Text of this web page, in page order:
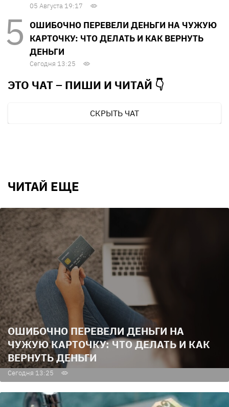
05 Августа 19:17
ОШИБОЧНО ПЕРЕВЕЛИ ДЕНЬГИ НА ЧУЖУЮ
КАРТОЧКУ: ЧТО ДЕЛАТЬ И КАК ВЕРНУТЬ
ДЕНЬГИ
Сегодня 13:25
ЭТО ЧАТ – ПИШИ И ЧИТАЙ 👇
СКРЫТЬ ЧАТ
ЧИТАЙ ЕЩЕ
ОШИБОЧНО ПЕРЕВЕЛИ ДЕНЬГИ НА
ЧУЖУЮ КАРТОЧКУ: ЧТО ДЕЛАТЬ И КАК
ВЕРНУТЬ ДЕНЬГИ
Сегодня 13:25